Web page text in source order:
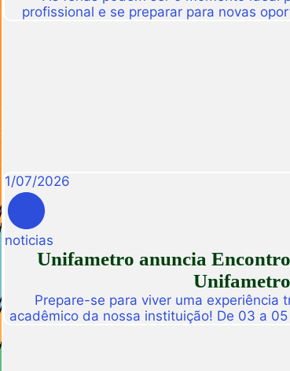
profissional e se preparar para novas
1/07/2026
noticias
Unifametro anuncia
Prepare-se para viver uma experiência
acadêmico da nossa instituição! De 03 a